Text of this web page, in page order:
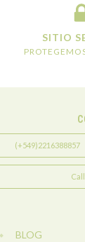
SITIO
(+549)2216388857
BLOG